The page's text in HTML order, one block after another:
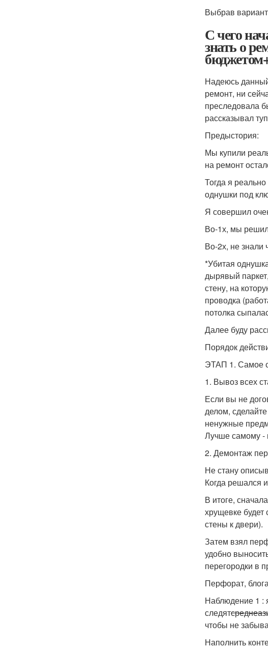
Выбрав
С чего
знать о
Надеюсь
ремонт, ни
преследовала
рассказывал
Предыстория:
Мы купили
на ремонт
Тогда я
однушки под
Я совершил
Во-1х, мы
Во-2х, не знали
*Убитая
дырявый
стену, на
проводка
потолка
Далее буду
Порядок
ЭТАП 1. Самое
1. Вывоз всех
Если вы не
делом,
ненужные
Лучше самому -
2. Демонтаж
Не стану
Когда решался
В итоге,
хрущевке будет
стены к двери).
Затем взял
удобно
перегородки в
Перфорат,
Наблюдение 1 :
следят
чтобы не
Наполнить